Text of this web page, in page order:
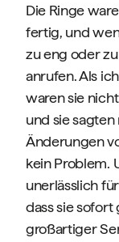
Die Ringe
fertig, und
zu eng oder
anrufen. Als
waren sie
und sie
Änderungen
kein Problem.
unerlässlich
dass sie sofort
großartiger